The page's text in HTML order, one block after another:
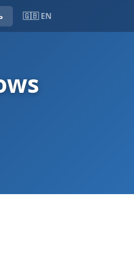
🇬🇧 EN